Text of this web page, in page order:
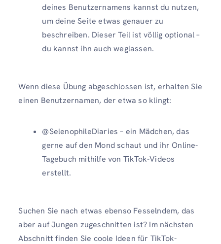
deines Benutzernamens kannst du nutzen,
um deine Seite etwas genauer zu
beschreiben. Dieser Teil ist völlig optional –
du kannst ihn auch weglassen.
Wenn diese Übung abgeschlossen ist, erhalten Sie
einen Benutzernamen, der etwa so klingt:
@SelenophileDiaries – ein Mädchen, das
gerne auf den Mond schaut und ihr Online-
Tagebuch mithilfe von TikTok-Videos
erstellt.
Suchen Sie nach etwas ebenso Fesselndem, das
aber auf Jungen zugeschnitten ist? Im nächsten
Abschnitt finden Sie coole Ideen für TikTok-